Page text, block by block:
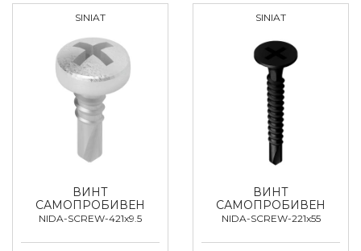
SINIAT
ВИНТ
САМОПРОБИВЕН
NIDA-SCREW-421x9.5
SINIAT
ВИНТ
САМОПРОБИВЕН
NIDA-SCREW-221x55